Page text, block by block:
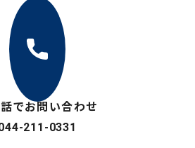
でお問い合わせ
211-0331